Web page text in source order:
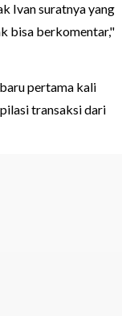
Ivan suratnya yang
bisa berkomentar,"
pertama kali
transaksi dari